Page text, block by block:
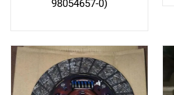
98054657-0)